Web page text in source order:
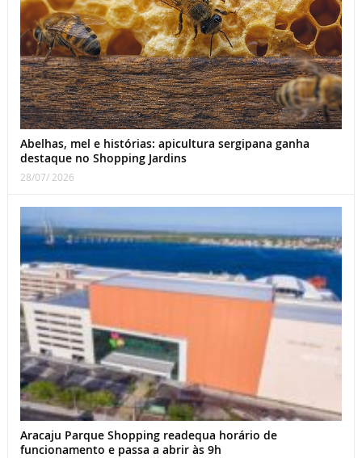
Abelhas, mel e histórias: apicultura sergipana ganha
destaque no Shopping Jardins
28/07/ 2026
Aracaju Parque Shopping readequa horário de
funcionamento e passa a abrir às 9h